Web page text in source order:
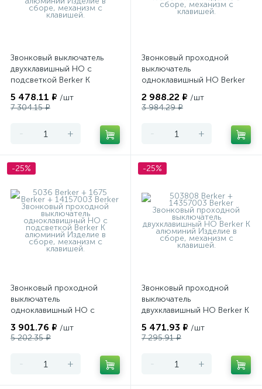
Звонковый выключатель
двухклавишный НО с
подсветкой Berker K
5 478.11 ₽ /шт
7 304.15 ₽
- +
Звонковый проходной
выключатель
одноклавишный НО Berker
2 988.22 ₽ /шт
3 984.29 ₽
- +
-25%
Звонковый проходной
выключатель
одноклавишный НО с
алюминий
3 901.76 ₽ /шт
5 202.35 ₽
- +
-25%
Звонковый проходной
выключатель
двухклавишный НО Berker K
5 471.93 ₽ /шт
7 295.91 ₽
- +